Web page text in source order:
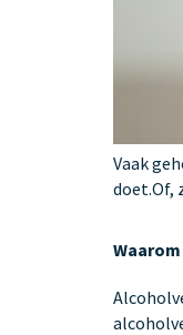
Vaak
doet.Of,